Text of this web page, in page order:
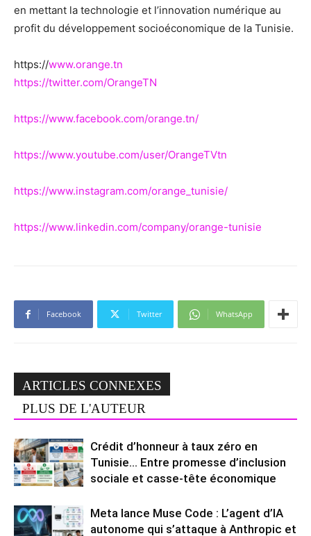
en mettant la technologie et l’innovation numérique au
profit du développement socioéconomique de la Tunisie.
https://www.orange.tn
https://twitter.com/OrangeTN
https://www.facebook.com/orange.tn/
https://www.youtube.com/user/OrangeTVtn
https://www.instagram.com/orange_tunisie/
https://www.linkedin.com/company/orange-tunisie
Facebook Twitter WhatsApp
ARTICLES CONNEXES
PLUS DE L'AUTEUR
Crédit d’honneur à taux zéro en
Tunisie… Entre promesse d’inclusion
sociale et casse-tête économique
Meta lance Muse Code : L’agent d’IA
autonome qui s’attaque à Anthropic et